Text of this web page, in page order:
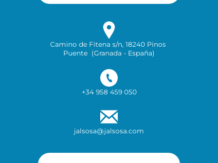
Camino de Fitena s/n, 18240 Pinos
Puente  (Granada - España)
+34 958 459 050
jalsosa@jalsosa.com